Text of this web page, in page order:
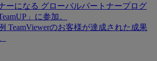
ーになる グローバルパートナープログ
」に参加。
TeamViewerのお客様が達成された成果